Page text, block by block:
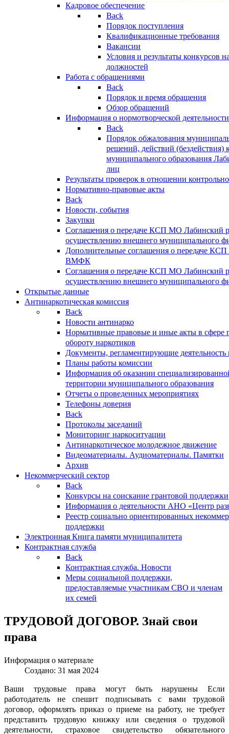
Кадровое обеспечение
Back
Порядок поступления
Квалификационные требования
Вакансии
Условия и результаты конкурсов
должностей
Работа с обращениями
Back
Порядок и время обращения
Обзор обращений
Информация о нормотворческой деятельности
Back
Порядок обжалования
решений, действий (бездействия)
муниципального образования
лиц
Результаты проверок в отношении
Нормативно-правовые акты
Back
Новости, события
Закупки
Соглашения о передаче КСП МО Лабинский
осуществлению внешнего муниципального
Дополнительные соглашения о передаче
ВМФК
Соглашения о передаче КСП МО Лабинский
осуществлению внешнего муниципального
Открытые данные
Антинаркотическая комиссия
Back
Новости антинарко
Нормативные правовые и иные акты в сфере
обороту наркотиков
Документы, регламентирующие деятельность
Планы работы комиссии
Информация об оказании
территории муниципального образования
Отчеты о проведенных мероприятиях
Телефоны доверия
Back
Протоколы заседаний
Мониторинг наркоситуации
Антинаркотическое молодежное движение
Видеоматериалы. Аудиоматериалы. Памятки
Архив
Некоммерческий сектор
Back
Конкурсы на соискание грантовой поддержки
Информация о деятельности АНО «Центр
Реестр социально ориентированных
поддержки
Электронная Книга памяти муниципалитета
Контрактная служба
Back
Контрактная служба. Новости
Меры социальной поддержки,
предоставляемые участникам СВО и членам
их семей
ТРУДОВОЙ ДОГОВОР. Знай свои
права
Информация о материале
Создано: 31 мая 2024
Ваши трудовые права могут быть нарушены Если
работодатель не спешит подписывать с вами трудовой
договор, оформлять приказ о приеме на работу, не требует
представить трудовую книжку или сведения о трудовой
деятельности, страховое свидетельство обязательного